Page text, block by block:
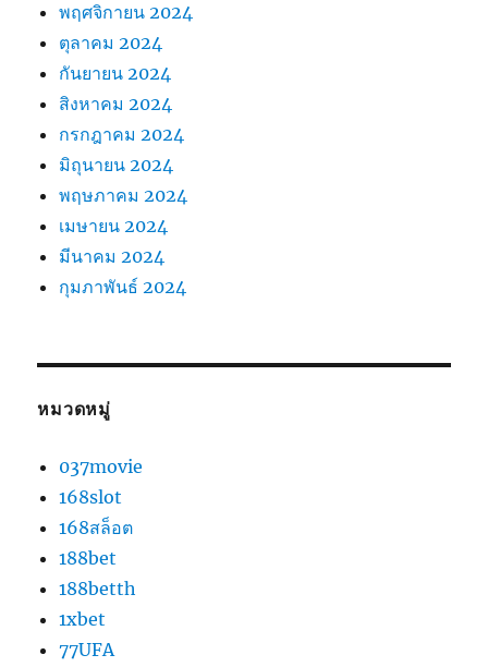
พฤศจิกายน 2024
ตุลาคม 2024
กันยายน 2024
สิงหาคม 2024
กรกฎาคม 2024
มิถุนายน 2024
พฤษภาคม 2024
เมษายน 2024
มีนาคม 2024
กุมภาพันธ์ 2024
หมวดหมู่
037movie
168slot
168สล็อต
188bet
188betth
1xbet
77UFA